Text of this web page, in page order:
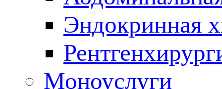
Эндокринная
Моноуслуги